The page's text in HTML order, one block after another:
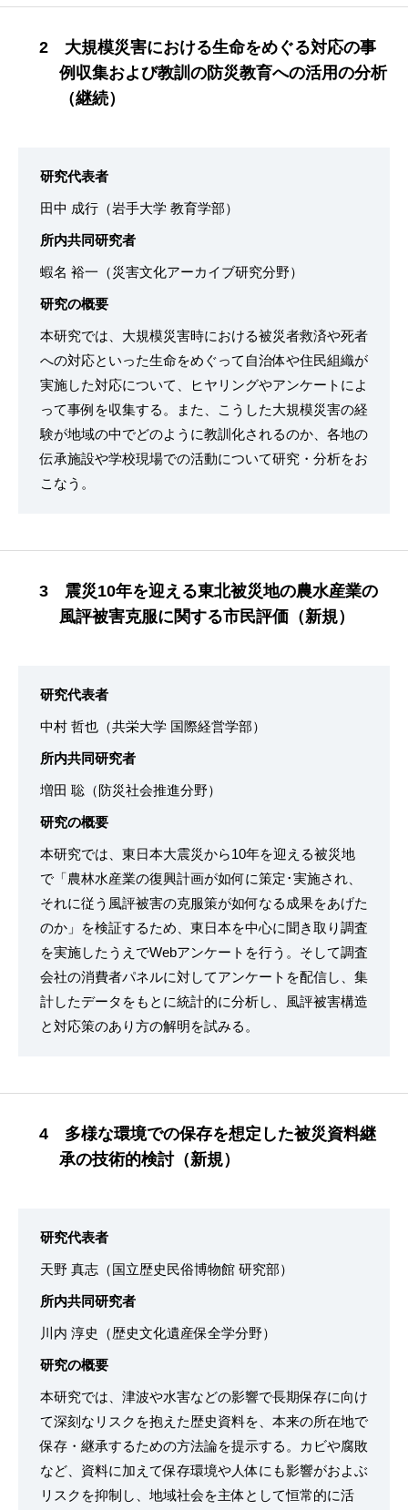
2 大規模災害における生命をめぐる対応の事
例収集および教訓の防災教育への活用の分析
（継続）
研究代表者
田中 成行（岩手大学 教育学部）
所内共同研究者
蝦名 裕一（災害文化アーカイブ研究分野）
研究の概要
本研究では、大規模災害時における被災者救済や死者
への対応といった生命をめぐって自治体や住民組織が
実施した対応について、ヒヤリングやアンケートによ
って事例を収集する。また、こうした大規模災害の経
験が地域の中でどのように教訓化されるのか、各地の
伝承施設や学校現場での活動について研究・分析をお
こなう。
3 震災10年を迎える東北被災地の農水産業の
風評被害克服に関する市民評価（新規）
研究代表者
中村 哲也（共栄大学 国際経営学部）
所内共同研究者
増田 聡（防災社会推進分野）
研究の概要
本研究では、東日本大震災から10年を迎える被災地
で「農林水産業の復興計画が如何に策定･実施され、
それに従う風評被害の克服策が如何なる成果をあげた
のか」を検証するため、東日本を中心に聞き取り調査
を実施したうえでWebアンケートを行う。そして調査
会社の消費者パネルに対してアンケートを配信し、集
計したデータをもとに統計的に分析し、風評被害構造
と対応策のあり方の解明を試みる。
4 多様な環境での保存を想定した被災資料継
承の技術的検討（新規）
研究代表者
天野 真志（国立歴史民俗博物館 研究部）
所内共同研究者
川内 淳史（歴史文化遺産保全学分野）
研究の概要
本研究では、津波や水害などの影響で長期保存に向け
て深刻なリスクを抱えた歴史資料を、本来の所在地で
保存・継承するための方法論を提示する。カビや腐敗
など、資料に加えて保存環境や人体にも影響がおよぶ
リスクを抑制し、地域社会を主体として恒常的に活